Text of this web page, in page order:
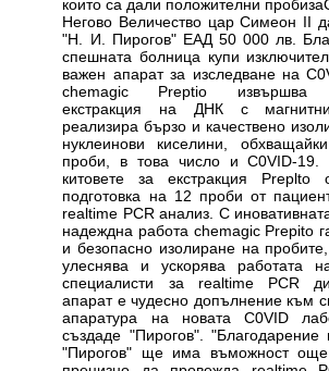
които са дали положителни
Негово Величество цар Симеон II
"Н. И. Пирогов" ЕАД 50 000 лв.
спешната болница купи
важен апарат за изследване на
chemagic Preptio извършва
екстракция на ДНК с
реализира бързо и качествено
нуклеинови киселини,
проби, в това число и C0VID-
китовете за екстракция Preplto
подготовка на 12 проби от
realtime PCR анализ. С
надеждна работа chemagic Prepito
и безопасно изолиране на
улеснява и ускорява работата
специалисти за realtime PCR
апарат е чудесно допълнение към
апаратура на новата C0VID
създаде "Пирогов".
"Пирогов" ще има въможност